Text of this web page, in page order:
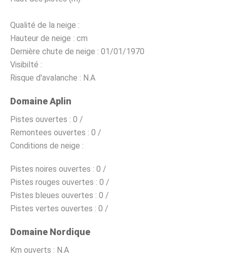
Qualité de la neige :
Hauteur de neige : cm
Dernière chute de neige : 01/01/1970
Visibilté :
Risque d'avalanche : N.A
Domaine Aplin
Pistes ouvertes : 0 /
Remontees ouvertes : 0 /
Conditions de neige :
Pistes noires ouvertes : 0 /
Pistes rouges ouvertes : 0 /
Pistes bleues ouvertes : 0 /
Pistes vertes ouvertes : 0 /
Domaine Nordique
Km ouverts : N.A